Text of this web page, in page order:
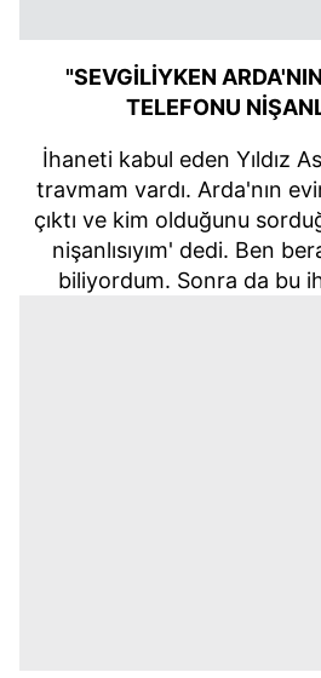
"SEVGİLİYKEN
TELEFONU
İhaneti kabul eden Yıldız
travmam vardı. Arda'nın
çıktı ve kim olduğunu
nişanlısıyım' dedi. Ben
biliyordum. Sonra da bu